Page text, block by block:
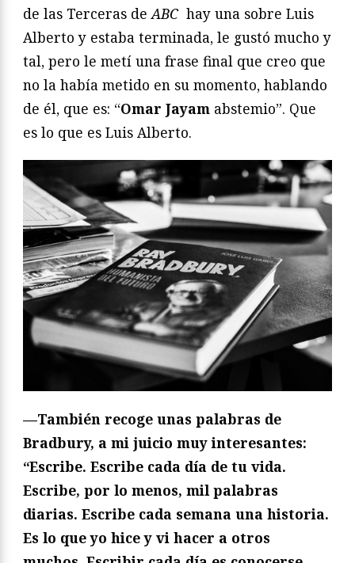
de las Terceras deABC hay una sobre Luis
Alberto y estaba terminada, le gustó mucho y
tal, pero le metí una frase final que creo que
no la había metido en su momento, hablando
de él, que es: “Omar Jayam abstemio”. Que
es lo que es Luis Alberto.
—También recoge unas palabras de
Bradbury, a mi juicio muy interesantes:
“Escribe. Escribe cada día de tu vida.
Escribe, por lo menos, mil palabras
diarias. Escribe cada semana una historia.
Es lo que yo hice y vi hacer a otros